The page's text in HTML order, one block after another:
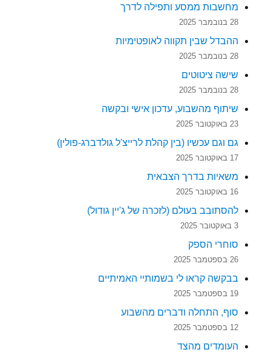
מחשבות ממסע ותפילה לדרך
28 בנובמבר 2025
ההבדל שבין תקווה לאופטימיות
28 בנובמבר 2025
שישה ציטוטים
28 בנובמבר 2025
שיתוף מהשבוע, עדכון אישי ובקשה
23 באוקטובר 2025
גם וגם עכשיו (בין קהלת לרייצ'ל גולדברג-פולין)
17 באוקטובר 2025
משאיות בדרך הצבאית
16 באוקטובר 2025
להסתובב בעולם (לזכרה של ג'יין גודול)
3 באוקטובר 2025
סוחרי הספק
26 בספטמבר 2025
בבקשה קראו לי בשמותיי האמיתיים
19 בספטמבר 2025
סוף, התחלה ודברים מהשבוע
12 בספטמבר 2025
העומדים מהצד